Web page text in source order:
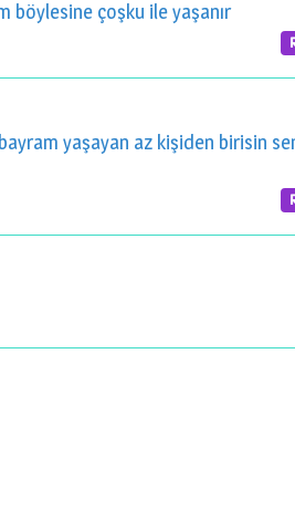
böylesine çoşku ile yaşanır
yaşayan az kişiden birisin